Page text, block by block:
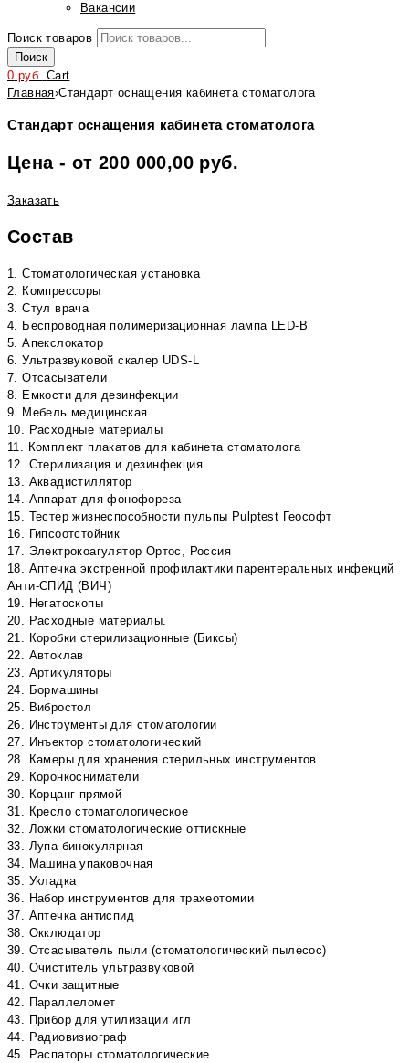
Вакансии
Поиск товаров
Поиск
0 руб. Cart
Главная›Стандарт оснащения кабинета стоматолога
Стандарт оснащения кабинета стоматолога
Цена - от 200 000,00 руб.
Заказать
Состав
1. Стоматологическая установка
2. Компрессоры
3. Стул врача
4. Беспроводная полимеризационная лампа LED-B
5. Апекслокатор
6. Ультразвуковой скалер UDS-L
7. Отсасыватели
8. Емкости для дезинфекции
9. Мебель медицинская
10. Расходные материалы
11. Комплект плакатов для кабинета стоматолога
12. Стерилизация и дезинфекция
13. Аквадистиллятор
14. Аппарат для фонофореза
15. Тестер жизнеспособности пульпы Pulptest Геософт
16. Гипсоотстойник
17. Электрокоагулятор Ортос, Россия
18. Аптечка экстренной профилактики парентеральных инфекций
Анти-СПИД (ВИЧ)
19. Негатоскопы
20. Расходные материалы.
21. Коробки стерилизационные (Биксы)
22. Автоклав
23. Артикуляторы
24. Бормашины
25. Вибростол
26. Инструменты для стоматологии
27. Инъектор стоматологический
28. Камеры для хранения стерильных инструментов
29. Коронкосниматели
30. Корцанг прямой
31. Кресло стоматологическое
32. Ложки стоматологические оттискные
33. Лупа бинокулярная
34. Машина упаковочная
35. Укладка
36. Набор инструментов для трахеотомии
37. Аптечка антиспид
38. Окклюдатор
39. Отсасыватель пыли (стоматологический пылесос)
40. Очиститель ультразвуковой
41. Очки защитные
42. Параллеломет
43. Прибор для утилизации игл
44. Радиовизиограф
45. Распаторы стоматологические